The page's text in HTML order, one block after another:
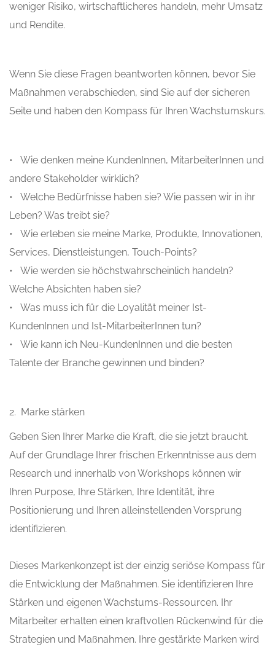
weniger Risiko, wirtschaftlicheres handeln, mehr Umsatz
und Rendite.
Wenn Sie diese Fragen beantworten können, bevor Sie
Maßnahmen verabschieden, sind Sie auf der sicheren
Seite und haben den Kompass für Ihren Wachstumskurs.
• Wie denken meine KundenInnen, MitarbeiterInnen und
andere Stakeholder wirklich?
• Welche Bedürfnisse haben sie? Wie passen wir in ihr
Leben? Was treibt sie?
• Wie erleben sie meine Marke, Produkte, Innovationen,
Services, Dienstleistungen, Touch-Points?
• Wie werden sie höchstwahrscheinlich handeln?
Welche Absichten haben sie?
• Was muss ich für die Loyalität meiner Ist-
KundenInnen und Ist-MitarbeiterInnen tun?
• Wie kann ich Neu-KundenInnen und die besten
Talente der Branche gewinnen und binden?
2. Marke stärken
Geben Sien Ihrer Marke die Kraft, die sie jetzt braucht.
Auf der Grundlage Ihrer frischen Erkenntnisse aus dem
Research und innerhalb von Workshops können wir
Ihren Purpose, Ihre Stärken, Ihre Identität, ihre
Positionierung und Ihren alleinstellenden Vorsprung
identifizieren.
Dieses Markenkonzept ist der einzig seriöse Kompass für
die Entwicklung der Maßnahmen. Sie identifizieren Ihre
Stärken und eigenen Wachstums-Ressourcen. Ihr
Mitarbeiter erhalten einen kraftvollen Rückenwind für die
Strategien und Maßnahmen. Ihre gestärkte Marken wird